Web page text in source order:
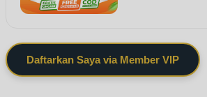
Daftarkan Saya via Member VIP